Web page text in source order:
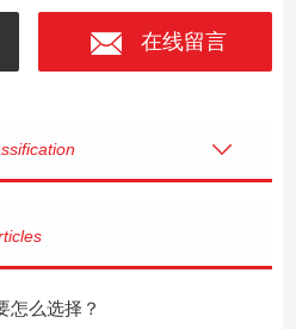
在线留言
怎么选择？